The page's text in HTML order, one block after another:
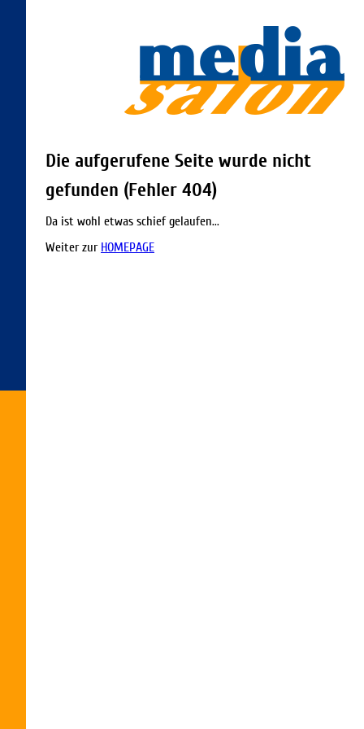
Die aufgerufene Seite wurde nicht
gefunden (Fehler 404)
Da ist wohl etwas schief gelaufen...
Weiter zur HOMEPAGE